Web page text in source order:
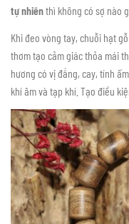
tự nhiênthì không có sợ nào
Khi đeo vòng tay, chuỗi hạt
thơm tạo cảm giác thỏa mái
hương có vị đắng, cay, tính
khí âm và tạp khí. Tạo điều